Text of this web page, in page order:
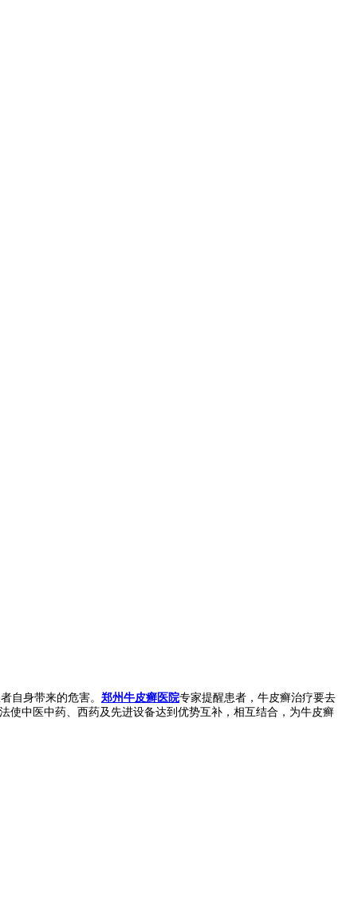
自身带来的危害。 郑州牛皮癣医院专家提醒患者，牛皮癣治疗要去
使中医中药、西药及先进设备达到优势互补，相互结合，为牛皮癣